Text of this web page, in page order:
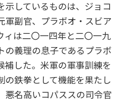
しているものは、ジョコ
軍副官、プラボオ・スビア
ィは二〇一四年と二〇一九
の義理の息子であるプラボ
補した。米軍の軍事訓練を
の鉄拳として機能を果たし
悪名高いコパススの司令官